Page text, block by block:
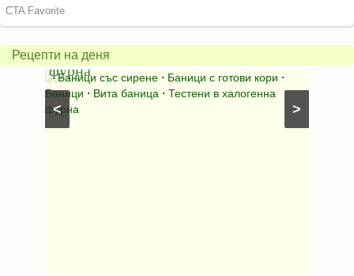
Рецепти на деня
>
<
баница
в
халогенна
фурна
Баници със сирене ⋅ Баници с готови кори ⋅
Баници ⋅ Вита баница ⋅ Тестени в халогенна
фурна
за